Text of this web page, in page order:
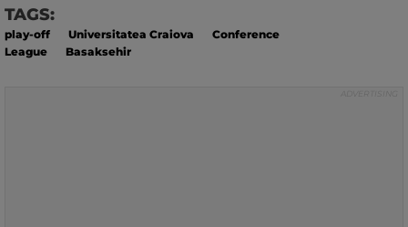
TAGS:
play-off Universitatea Craiova
Conference
League
Basaksehir